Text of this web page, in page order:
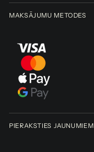
MAKSĀJUMU METODES
PIERAKSTIES JAUNUMIEM